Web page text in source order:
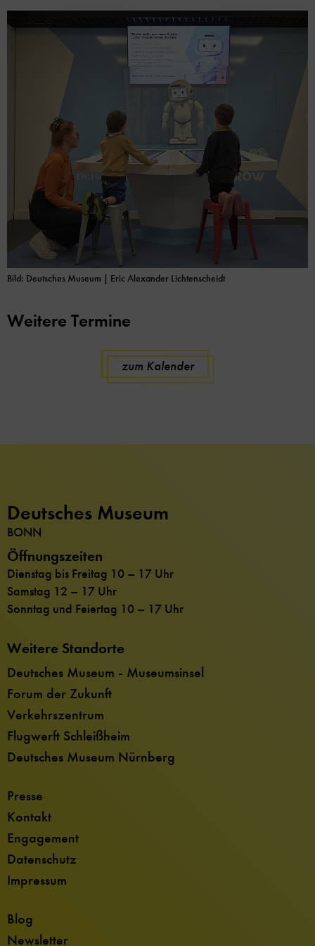
Bild: Deutsches Museum | Eric Alexander Lichtenscheidt
Weitere Termine
zum Kalender
Deutsches Museum
BONN
Öffnungszeiten
Dienstag bis Freitag 10 – 17 Uhr
Samstag 12 – 17 Uhr
Sonntag und Feiertag 10 – 17 Uhr
Weitere Standorte
Deutsches Museum - Museumsinsel
Forum der Zukunft
Verkehrszentrum
Flugwerft Schleißheim
Deutsches Museum Nürnberg
Presse
Kontakt
Engagement
Datenschutz
Impressum
Blog
Newsletter